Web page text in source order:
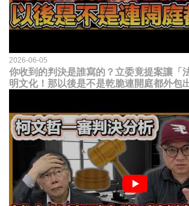
2026-06-05
你收到的判決是誰寫的？立委竟提案讓「
明文化！那以後是不是乾脆連開庭都外包